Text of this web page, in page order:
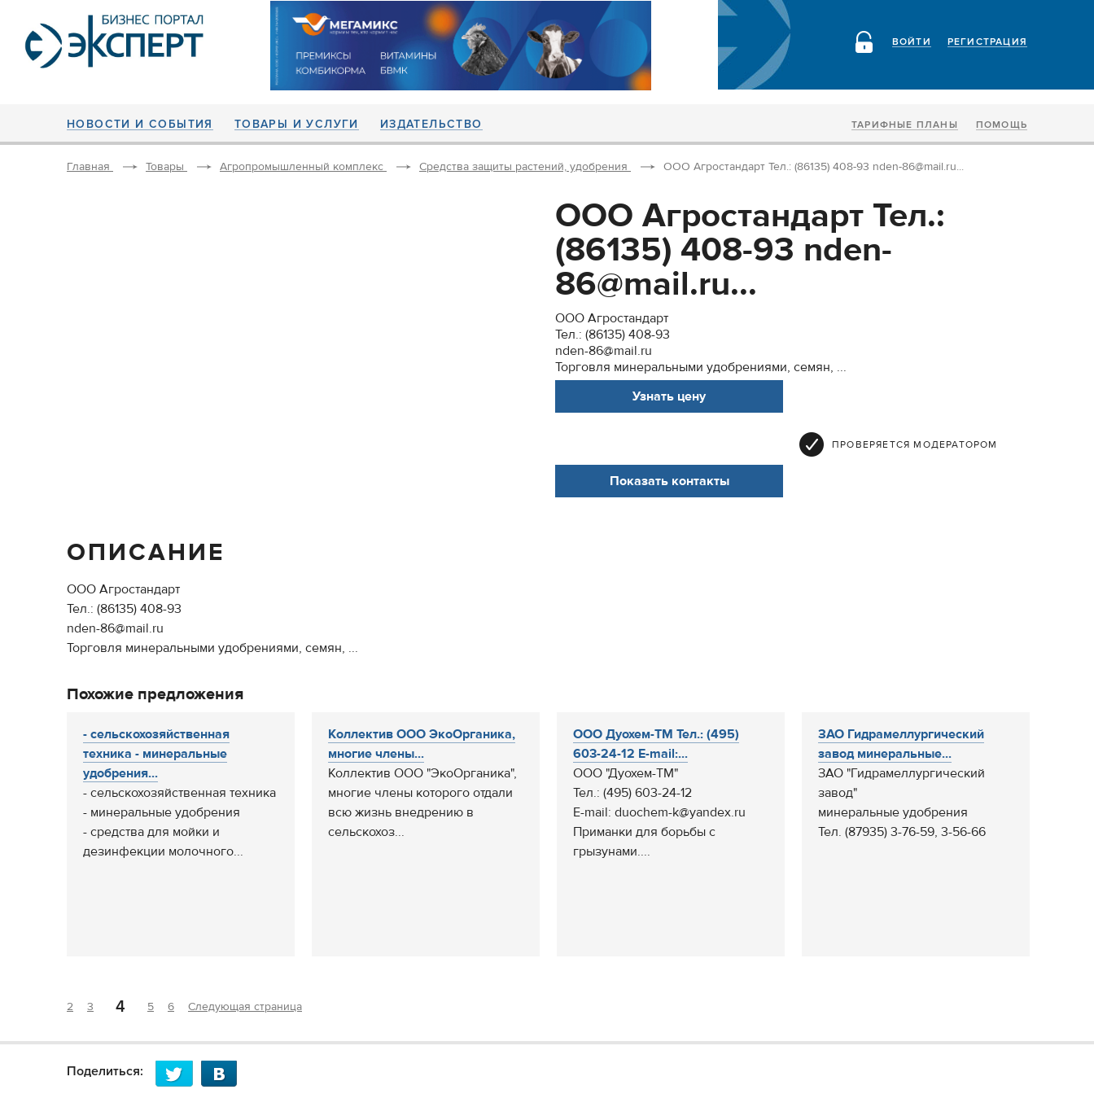
РЕГИСТРАЦИЯ
ВОЙТИ
НОВОСТИ И СОБЫТИЯ ТОВАРЫ И УСЛУГИ ИЗДАТЕЛЬСТВО ТАРИФНЫЕ ПЛАНЫ ПОМОЩЬ
Главная Товары Агропромышленный комплекс Средства защиты растений, удобрения ООО Агростандарт Тел.: (86135) 408-93 nden-86@mail.ru...
ООО Агростандарт Тел.:
(86135) 408-93 nden-
86@mail.ru...
ООО Агростандарт
Тел.: (86135) 408-93
nden-86@mail.ru
Торговля минеральными удобрениями, семян, ...
Узнать цену
ПРОВЕРЯЕТСЯ МОДЕРАТОРОМ
Показать контакты
ОПИСАНИЕ
ООО Агростандарт
Тел.: (86135) 408-93
nden-86@mail.ru
Торговля минеральными удобрениями, семян, ...
Похожие предложения
- сельскохозяйственная
техника - минеральные
удобрения...
- сельскохозяйственная техника
- минеральные удобрения
- средства для мойки и
дезинфекции молочного...
Коллектив ООО ЭкоОрганика,
многие члены...
Коллектив ООО "ЭкоОрганика",
многие члены которого отдали
всю жизнь внедрению в
сельскохоз...
ООО Дуохем-ТМ Тел.: (495)
603-24-12 E-mail:...
ООО "Дуохем-ТМ"
Тел.: (495) 603-24-12
E-mail: duochem-k@yandex.ru
Приманки для борьбы с
грызунами....
ЗАО Гидрамеллургический
завод минеральные...
ЗАО "Гидрамеллургический
завод"
минеральные удобрения
Тел. (87935) 3-76-59, 3-56-66
2 3 4 5 6 Следующая страница
Поделиться: